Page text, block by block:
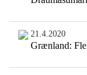
21.4.2020
Grænland: